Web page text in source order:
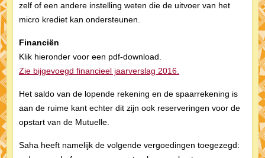
zelf of een andere instelling weten die de uitvoer van het
micro krediet kan ondersteunen.
Financiën
Klik hieronder voor een pdf-download.
Zie bijgevoegd financieel jaarverslag 2016.
Het saldo van de lopende rekening en de spaarrekening is
aan de ruime kant echter dit zijn ook reserveringen voor de
opstart van de Mutuelle.
Saha heeft namelijk de volgende vergoedingen toegezegd: